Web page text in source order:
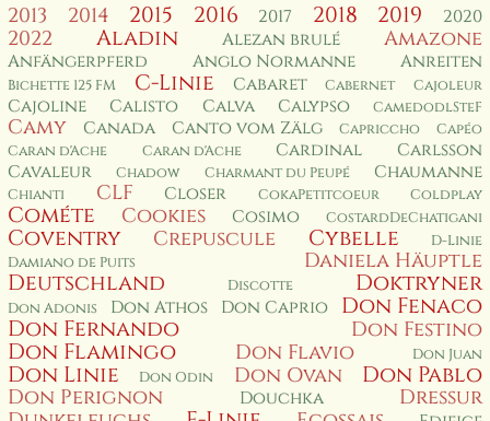
2013 2014 2015 2016 2017 2018 2019 2020
2022 Aladin Alezan brulé Amazone
Anfängerpferd Anglo Normanne Anreiten
Bichette 125 FM C-Linie Cabaret Cabernet Cajoleur
Cajoline Calisto Calva Calypso CamedodlSteF
Camy Canada Canto vom Zälg Capriccho
Capéo
Caran d'Ache
Caran d'Ache Cardinal
Carlsson
Cavaleur
Chadow Charmant du Peupé Chaumanne
Chianti CLF Closer CokaPetitcoeur Coldplay
Cométe Cookies Cosimo CostardDeChatigani
Coventry Crepuscule Cybelle
D-Linie
Damiano de Puits
Daniela Häuptle
Deutschland Discotte Doktryner
Don Adonis Don Athos Don Caprio
Don Fenaco
Don Fernando
Don Festino
Don Flamingo Don Flavio Don Juan
Don Linie Don Odin Don Ovan Don Pablo
Don Perignon Douchka
Dressur